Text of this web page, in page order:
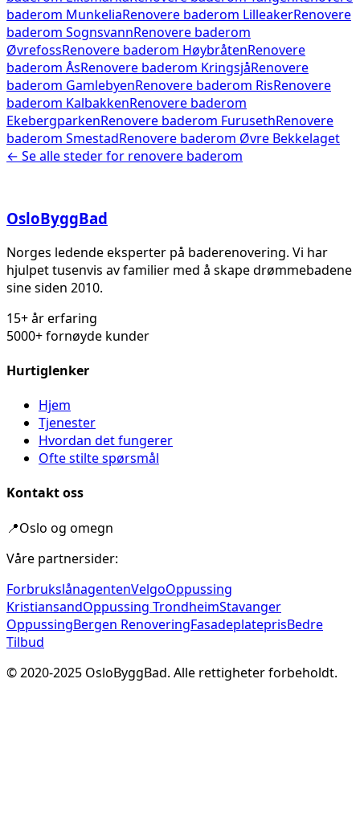
baderom MunkeliaRenovere baderom LilleakerRenovere
baderom SognsvannRenovere baderom
ØvrefossRenovere baderom HøybråtenRenovere
baderom ÅsRenovere baderom KringsjåRenovere
baderom GamlebyenRenovere baderom RisRenovere
baderom KalbakkenRenovere baderom
EkebergparkenRenovere baderom FurusethRenovere
baderom SmestadRenovere baderom Øvre Bekkelaget
← Se alle steder for renovere baderom
OsloByggBad
Norges ledende eksperter på baderenovering. Vi har
hjulpet tusenvis av familier med å skape drømmebadene
sine siden 2010.
15+ år erfaring
5000+ fornøyde kunder
Hurtiglenker
Hjem
Tjenester
Hvordan det fungerer
Ofte stilte spørsmål
Kontakt oss
📍Oslo og omegn
Våre partnersider:
ForbrukslånagentenVelgoOppussing
KristiansandOppussing TrondheimStavanger
OppussingBergen RenoveringFasadeplateprisBedre
Tilbud
© 2020-2025 OsloByggBad. Alle rettigheter forbeholdt.